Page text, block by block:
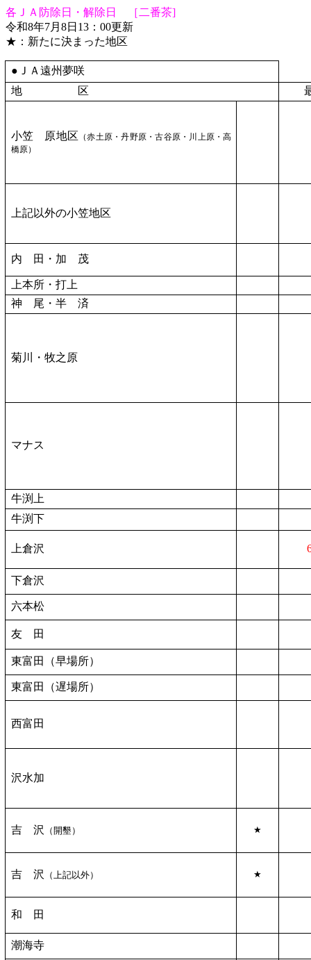
各ＪＡ防除日・解除日 ［二番茶]
令和8年7月 8日 13 ： 00更新
★：新たに決まった地区
●ＪＡ遠州夢咲
地 区
小笠 原地区 （赤土原・丹野原・古谷原・川上原・高
橋原）
上記以外の小笠地区
内 田・加 茂
上本所・打上
神 尾・半 済
菊川・牧之原
マナス
牛渕上
牛渕下
上倉沢
下倉沢
六本松
友 田
東富田（早場所）
東富田（遅場所）
西富田
沢水加
吉 沢 （開墾） ★
吉 沢 （上記以外） ★
和 田
潮海寺